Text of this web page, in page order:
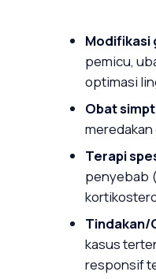
Modifikasi
pemicu,
optimasi
Obat
Terapi
penyebab
Tindakan/
kasus
responsif